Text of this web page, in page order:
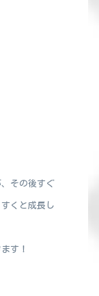
その後すぐ
くと成長し
す！